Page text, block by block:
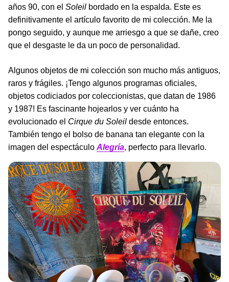
años 90, con el Soleil bordado en la espalda. Este es
definitivamente el artículo favorito de mi colección. Me la
pongo seguido, y aunque me arriesgo a que se dañe, creo
que el desgaste le da un poco de personalidad.
Algunos objetos de mi colección son mucho más antiguos,
raros y frágiles. ¡Tengo algunos programas oficiales,
objetos codiciados por coleccionistas, que datan de 1986
y 1987! Es fascinante hojearlos y ver cuánto ha
evolucionado el Cirque du Soleil desde entonces.
También tengo el bolso de banana tan elegante con la
imagen del espectáculoAlegría, perfecto para llevarlo.